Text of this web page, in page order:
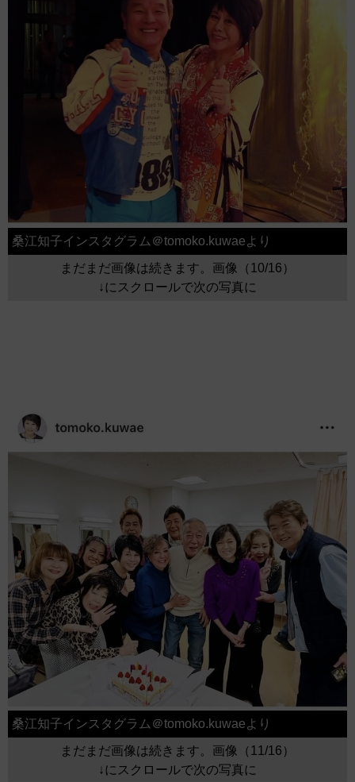
桑江知子インスタグラム＠tomoko.kuwaeより
まだまだ画像は続きます。画像（10/16）
↓にスクロールで次の写真に
桑江知子インスタグラム＠tomoko.kuwaeより
まだまだ画像は続きます。画像（11/16）
↓にスクロールで次の写真に